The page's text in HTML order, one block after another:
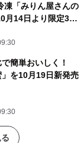
凍「みりん屋さんの
月14日より限定30
簡単おいしく！
」を10月19日新発売